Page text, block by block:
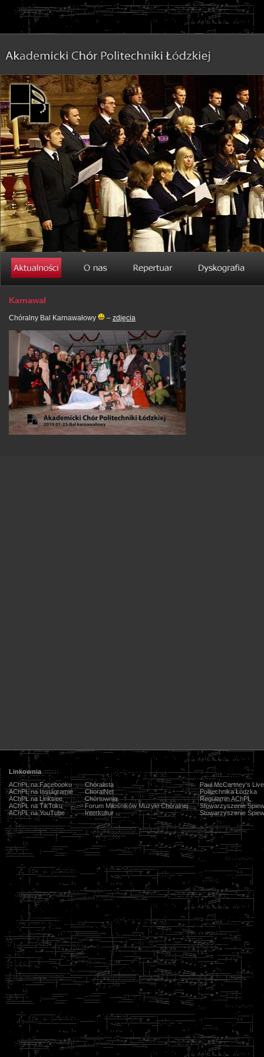
Karnawał
Chóralny Bal Karnawałowy – zdjęcia
Linkownia
AChPŁ na Facebooku
AChPŁ na Instagramie
AChPŁ na Linktree
AChPŁ na TikToku
AChPŁ na YouTube
Chóralista
ChoralNet
Chórtownia
Forum Miłośników Muzyki Chóralnej
Interkultur
Paul McCartney's
Politechnika Łódzka
Regulamin AChPŁ
Stowarzyszenie
Stowarzyszenie